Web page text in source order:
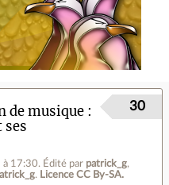
de musique :
ses
à 17:30. Édité par patrick_g,
. Licence CC By‑SA.
30